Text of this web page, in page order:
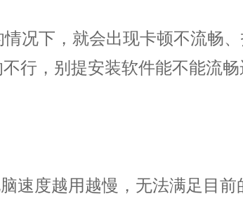
况下，就会出现卡顿不流畅
行，别提安装软件能不能流畅
速度越用越慢，无法满足目前